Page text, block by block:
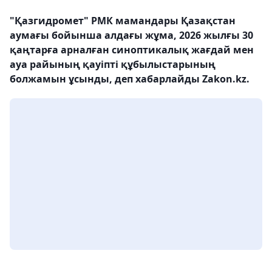
"Қазгидромет" РМК мамандары Қазақстан
аумағы бойынша алдағы жұма, 2026 жылғы 30
қаңтарға арналған синоптикалық жағдай мен
ауа райының қауіпті құбылыстарының
болжамын ұсынды, деп хабарлайды Zakon.kz.